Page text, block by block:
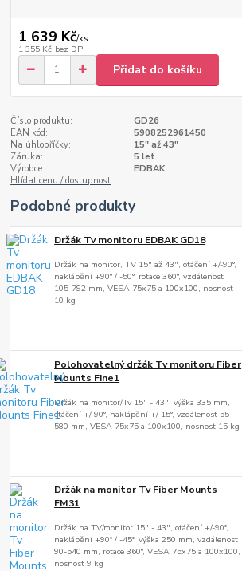
1 639 Kč/ks
1 355 Kč bez DPH
Přidat do košíku
Číslo produktu:
GD26
EAN kód:
5908252961450
Na úhlopříčky:
15" až 43"
Záruka:
5 let
Výrobce:
EDBAK
Hlídat cenu / dostupnost
Podobné produkty
Držák Tv monitoru EDBAK GD18
Držák na monitor, TV 15" až 43", otáčení +/-90°,
naklápění +90° / -50°, rotace 360°, vzdálenost
105-792 mm, VESA 75x75 a 100x100, nosnost
10 kg
Polohovatelný držák Tv monitoru Fiber
Mounts Fine1
Držák na monitor/Tv 15" - 43", výška 335 mm,
otáčení +/-90°, naklápění +/-15°, vzdálenost 55-
580 mm, VESA 75x75 a 100x100, nosnost 15 kg
Držák na monitor Tv Fiber Mounts
FM31
Držák na TV/monitor 15" - 43", otáčení +/-90°,
naklápění +90° / -45°, výška 250 mm, vzdálenost
90-540 mm, rotace 360°, VESA 75x75 a 100x100,
nosnost 9 kg